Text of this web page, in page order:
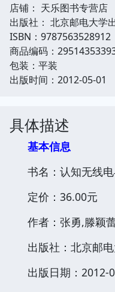
店铺： 天乐图书专营店
出版社： 北京邮电大学
ISBN：9787563528912
商品编码：
包装：平装
出版时间：2012-05-01
具体描述
基本信息
书名：认知无线
定价：36.00元
作者：张勇,滕颖
出版社：北京邮
出版日期：2012-